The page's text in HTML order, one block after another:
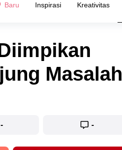
Baru Inspirasi Kreativitas
Masalah
- -